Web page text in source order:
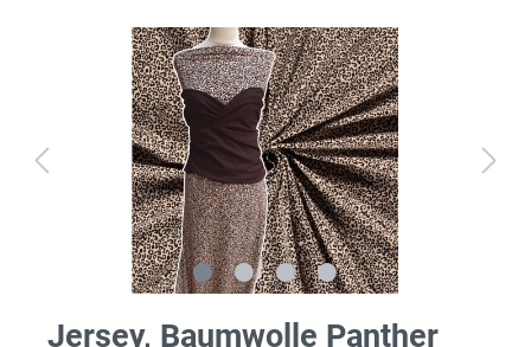
Jersey, Baumwolle Panther